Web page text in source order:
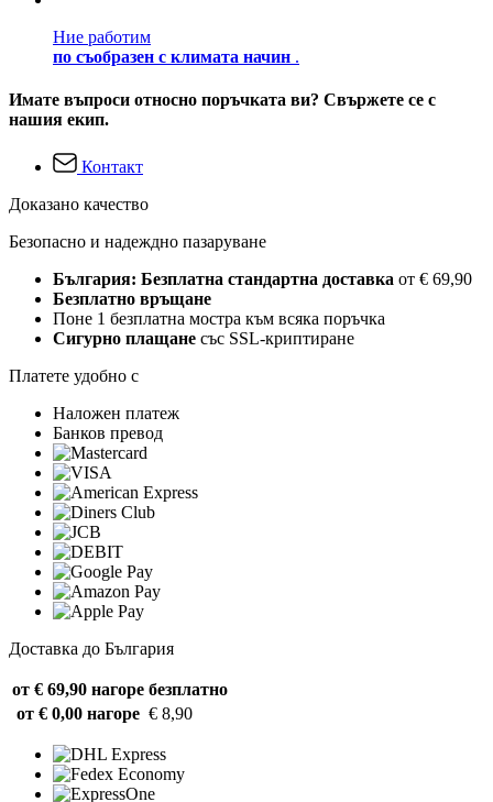
Ние работим
по съобразен с климата начин .
Имате въпроси относно поръчката ви? Свържете се с
нашия екип.
Контакт
Доказано качество
Безопасно и надеждно пазаруване
България: Безплатна стандартна доставка от € 69,90
Безплатно връщане
Поне 1 безплатна мостра към всяка поръчка
Сигурно плащане със SSL-криптиране
Платете удобно с
Наложен платеж
Банков превод
Доставка до България
от € 69,90 нагоре безплатно
от € 0,00 нагоре € 8,90